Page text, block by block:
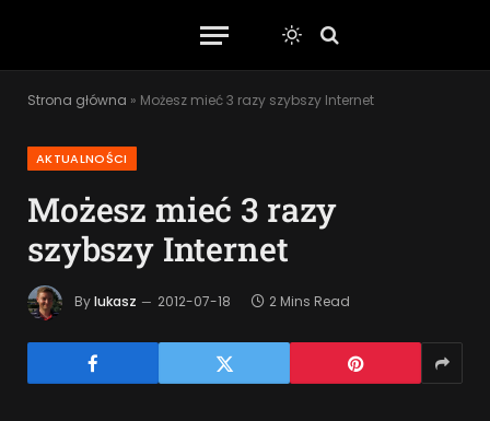
Strona główna » Możesz mieć 3 razy szybszy Internet
AKTUALNOŚCI
Możesz mieć 3 razy
szybszy Internet
Bylukasz 2012-07-18 2 Mins Read